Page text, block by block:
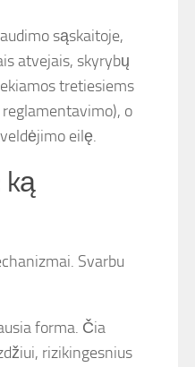
sąskaitoje,
atvejais, skyrybų
tretiesiems
o
eilę.
ką
Svarbu
forma. Čia
rizikingesnius